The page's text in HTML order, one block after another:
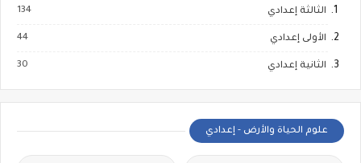
الثالثة إعدادي 134
الأولى إعدادي 44
الثانية إعدادي 30
علوم الحياة والأرض - إعدادي